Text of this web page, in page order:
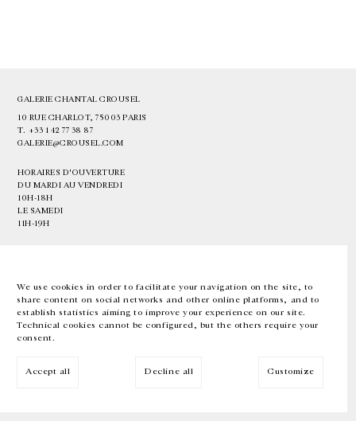
We use cookies in order to facilitate your navigation on the site, to
share content on social networks and other online platforms, and to
establish statistics aiming to improve your experience on our site.
Technical cookies cannot be configured, but the others require your
consent.
Accept all Decline all Customize
GALERIE CHANTAL CROUSEL
10 RUE CHARLOT, 75003 PARIS
T. +33 1 42 77 38 87
GALERIE@CROUSEL.COM
HORAIRES D'OUVERTURE
DU MARDI AU VENDREDI
10H-18H
LE SAMEDI
11H-19H
EN FR 中文 Facebook Instagram
Inscrivez-vous à notre newsletter